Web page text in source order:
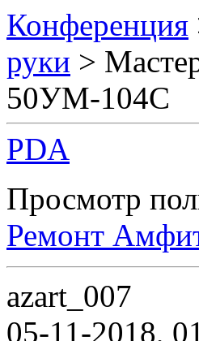
Конференция
руки >
50УМ-104C
PDA
Просмотр
Ремонт
azart_007
05-11-2018,